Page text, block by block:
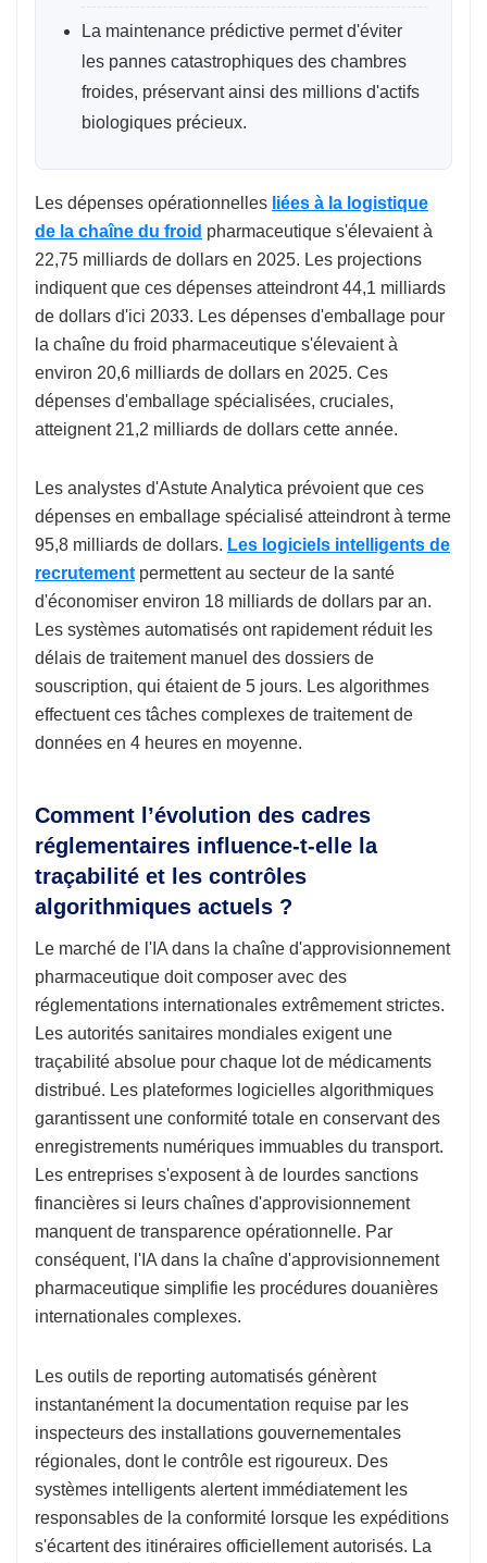
La maintenance prédictive permet d'éviter
les pannes catastrophiques des chambres
froides, préservant ainsi des millions d'actifs
biologiques précieux.
Les dépenses opérationnelles liées à la logistique
de la chaîne du froid pharmaceutique s'élevaient à
22,75 milliards de dollars en 2025. Les projections
indiquent que ces dépenses atteindront 44,1 milliards
de dollars d'ici 2033. Les dépenses d'emballage pour
la chaîne du froid pharmaceutique s'élevaient à
environ 20,6 milliards de dollars en 2025. Ces
dépenses d'emballage spécialisées, cruciales,
atteignent 21,2 milliards de dollars cette année.
Les analystes d'Astute Analytica prévoient que ces
dépenses en emballage spécialisé atteindront à terme
95,8 milliards de dollars. Les logiciels intelligents de
recrutement permettent au secteur de la santé
d'économiser environ 18 milliards de dollars par an.
Les systèmes automatisés ont rapidement réduit les
délais de traitement manuel des dossiers de
souscription, qui étaient de 5 jours. Les algorithmes
effectuent ces tâches complexes de traitement de
données en 4 heures en moyenne.
Comment l’évolution des cadres
réglementaires influence-t-elle la
traçabilité et les contrôles
algorithmiques actuels ?
Le marché de l'IA dans la chaîne d'approvisionnement
pharmaceutique doit composer avec des
réglementations internationales extrêmement strictes.
Les autorités sanitaires mondiales exigent une
traçabilité absolue pour chaque lot de médicaments
distribué. Les plateformes logicielles algorithmiques
garantissent une conformité totale en conservant des
enregistrements numériques immuables du transport.
Les entreprises s'exposent à de lourdes sanctions
financières si leurs chaînes d'approvisionnement
manquent de transparence opérationnelle. Par
conséquent, l'IA dans la chaîne d'approvisionnement
pharmaceutique simplifie les procédures douanières
internationales complexes.
Les outils de reporting automatisés génèrent
instantanément la documentation requise par les
inspecteurs des installations gouvernementales
régionales, dont le contrôle est rigoureux. Des
systèmes intelligents alertent immédiatement les
responsables de la conformité lorsque les expéditions
s'écartent des itinéraires officiellement autorisés. La